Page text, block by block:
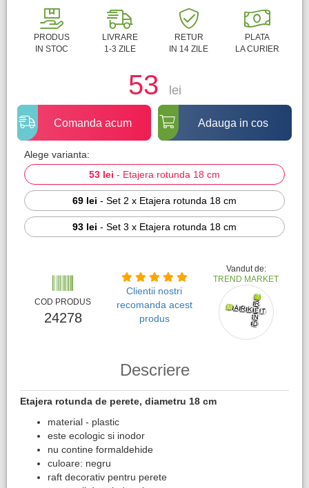
PRODUS
IN STOC
LIVRARE
1-3 ZILE
RETUR
IN 14 ZILE
PLATA
LA CURIER
53 lei
Comanda acum Adauga in cos
Alege varianta:
53 lei - Etajera rotunda 18 cm
69 lei - Set 2 x Etajera rotunda 18 cm
93 lei - Set 3 x Etajera rotunda 18 cm
COD PRODUS
24278
Clientii nostri
recomanda acest
produs
Vandut de:
TREND MARKET
Descriere
Etajera rotunda de perete, diametru 18 cm​
material - plastic
este ecologic si inodor
nu contine formaldehide
culoare: negru
raft decorativ pentru perete